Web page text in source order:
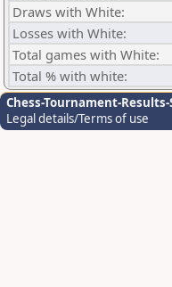
Draws with White:
Losses with White:
Total games with White:
Total % with white:
Chess-Tournament-
Legal details/Terms of use